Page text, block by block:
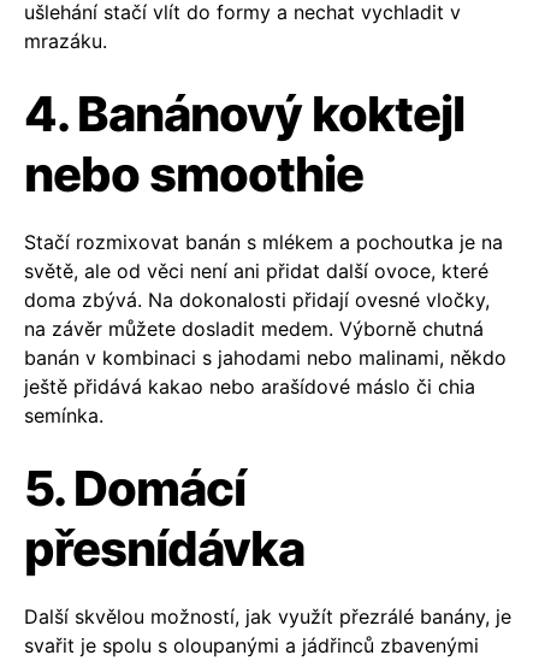
ušlehání stačí vlít do formy a nechat vychladit v
mrazáku.
4. Banánový koktejl
nebo smoothie
Stačí rozmixovat banán s mlékem a pochoutka je na
světě, ale od věci není ani přidat další ovoce, které
doma zbývá. Na dokonalosti přidají ovesné vločky,
na závěr můžete dosladit medem. Výborně chutná
banán v kombinaci s jahodami nebo malinami, někdo
ještě přidává kakao nebo arašídové máslo či chia
semínka.
5. Domácí
přesnídávka
Další skvělou možností, jak využít přezrálé banány, je
svařit je spolu s oloupanými a jádřinců zbavenými